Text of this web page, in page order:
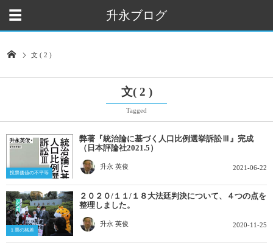
升永ブログ
文 ( 2 )
文( 2 )
Tagged
投票価値の不平等
弊著『統治論に基づく人口比例選挙訴訟Ⅲ』完成
（日本評論社2021.5）
升永 英俊 2021-06-22
１票の格差
２０２０/１１/１８大法廷判決について、４つの点を
整理しました。
升永 英俊 2020-11-25